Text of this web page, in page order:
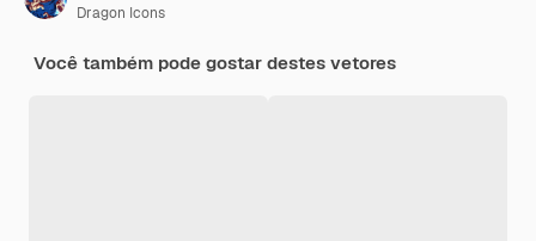
Dragon Icons
Você também pode gostar destes vetores